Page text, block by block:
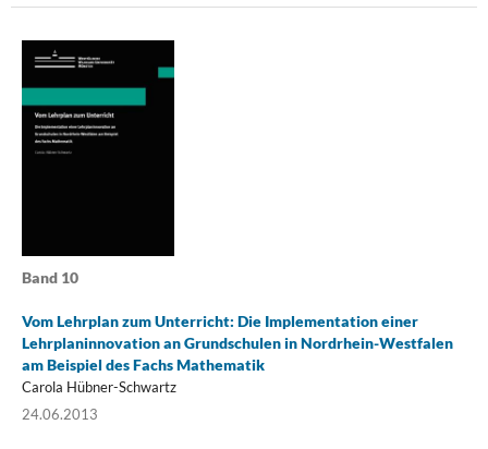
Band 10
Vom Lehrplan zum Unterricht: Die Implementation einer
Lehrplaninnovation an Grundschulen in Nordrhein-Westfalen
am Beispiel des Fachs Mathematik
Carola Hübner-Schwartz
24.06.2013